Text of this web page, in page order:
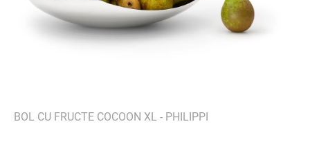
BOL CU ​​FRUCTE COCOON XL - PHILIPPI